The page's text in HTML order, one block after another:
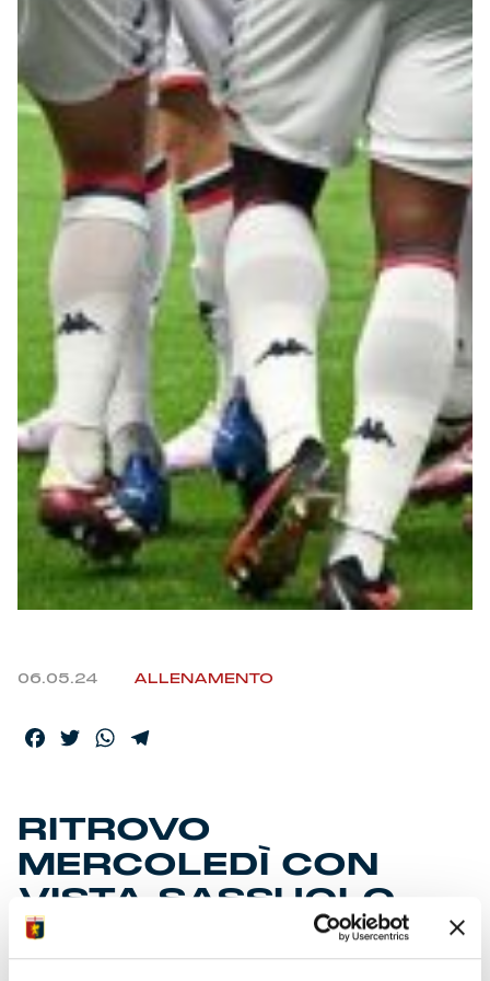
Summer Sale
Accessori
Party
Outlet
Helan x Genoa
Gift Card Online Store
06.05.24 ALLENAMENTO
Facebook
TwitterWhatsApp
RITROVO
MERCOLEDÌ CON
VISTA SASSUOLO